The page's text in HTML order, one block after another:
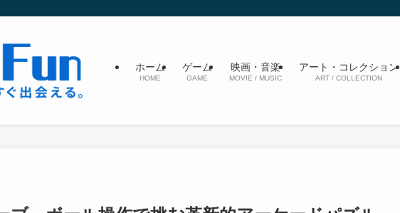
ホーム
HOME
ゲーム
GAME
映画・音楽
MOVIE / MUSIC
アート・コレクション
ART / COLLECTION